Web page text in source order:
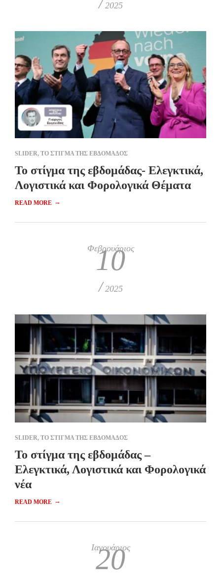
2025
SLIDER, ΤΟ ΣΤΙΓΜΑ ΤΗΣ ΕΒΔΟΜΑΔΟΣ
Το στίγμα της εβδομάδας- Ελεγκτικά,
Λογιστικά και Φορολογικά Θέματα
READ MORE →
Φεβρουάριος
10
/ 2025
SLIDER, ΤΟ ΣΤΙΓΜΑ ΤΗΣ ΕΒΔΟΜΑΔΟΣ
Το στίγμα της εβδομάδας –
Ελεγκτικά, Λογιστικά και Φορολογικά
νέα
READ MORE →
Ιανουάριος
20